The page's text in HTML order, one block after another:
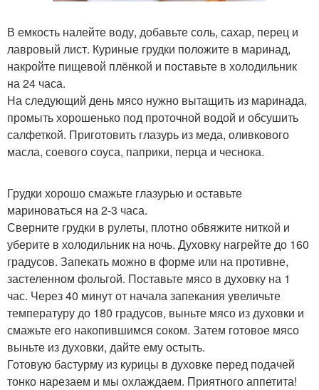
В емкость налейте воду, добавьте соль, сахар, перец и
лавровый лист. Куриные грудки положите в маринад,
накройте пищевой плёнкой и поставьте в холодильник
на 24 часа.
На следующий день мясо нужно вытащить из маринада,
промыть хорошенько под проточной водой и обсушить
салфеткой. Приготовить глазурь из меда, оливкового
масла, соевого соуса, паприки, перца и чеснока.
Грудки хорошо смажьте глазурью и оставьте
мариноваться на 2-3 часа.
Сверните грудки в рулеты, плотно обвяжите ниткой и
уберите в холодильник на ночь. Духовку нагрейте до 160
градусов. Запекать можно в форме или на противне,
застеленном фольгой. Поставьте мясо в духовку на 1
час. Через 40 минут от начала запекания увеличьте
температуру до 180 градусов, выньте мясо из духовки и
смажьте его накопившимся соком. Затем готовое мясо
выньте из духовки, дайте ему остыть.
Готовую бастурму из курицы в духовке перед подачей
тонко нарезаем и мы охлаждаем. Приятного аппетита!